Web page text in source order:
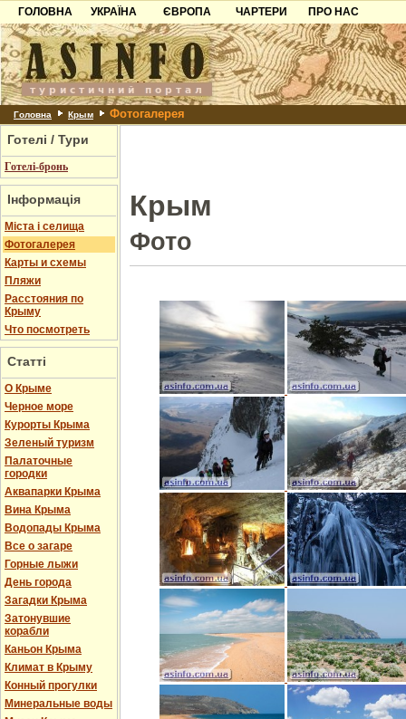
ГОЛОВНА
УКРАЇНА
Карпати
Азов
Причорноморря
Шацьк
ЄВРОПА
Чорногорія
Хорватія
Болгарія
Албанія
ЧАРТЕРИ
ПРО НАС
Контакти
Партнерам
Додати готель
Головна Крым Фотогалерея
Готелі / Тури
Готелі-бронь
Інформація
Міста і селища
Фотогалерея
Карты и схемы
Пляжи
Расстояния по
Крыму
Что посмотреть
Статті
О Крыме
Черное море
Курорты Крыма
Зеленый туризм
Палаточные
городки
Аквапарки Крыма
Вина Крыма
Водопады Крыма
Все о загаре
Горные лыжи
День города
Загадки Крыма
Затонувшие
корабли
Каньон Крыма
Климат в Крыму
Конный прогулки
Минеральные воды
Крым
Фото